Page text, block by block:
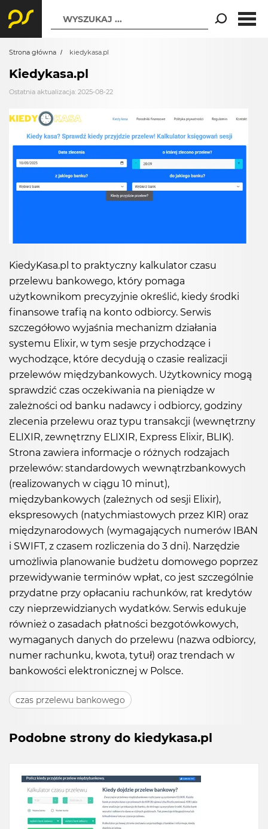
WYSZUKAJ ...
Strona główna kiedykasa.pl
Kiedykasa.pl
Ostatnia aktualizacja: 2025-08-22
KiedyKasa.pl to praktyczny kalkulator czasu
przelewu bankowego, który pomaga
użytkownikom precyzyjnie określić, kiedy środki
finansowe trafią na konto odbiorcy. Serwis
szczegółowo wyjaśnia mechanizm działania
systemu Elixir, w tym sesje przychodzące i
wychodzące, które decydują o czasie realizacji
przelewów międzybankowych. Użytkownicy mogą
sprawdzić czas oczekiwania na pieniądze w
zależności od banku nadawcy i odbiorcy, godziny
zlecenia przelewu oraz typu transakcji (wewnętrzny
ELIXIR, zewnętrzny ELIXIR, Express Elixir, BLIK).
Strona zawiera informacje o różnych rodzajach
przelewów: standardowych wewnątrzbankowych
(realizowanych w ciągu 10 minut),
międzybankowych (zależnych od sesji Elixir),
ekspresowych (natychmiastowych przez KIR) oraz
międzynarodowych (wymagających numerów IBAN
i SWIFT, z czasem rozliczenia do 3 dni). Narzędzie
umożliwia planowanie budżetu domowego poprzez
przewidywanie terminów wpłat, co jest szczególnie
przydatne przy opłacaniu rachunków, rat kredytów
czy nieprzewidzianych wydatków. Serwis edukuje
również o zasadach płatności bezgotówkowych,
wymaganych danych do przelewu (nazwa odbiorcy,
numer rachunku, kwota, tytuł) oraz trendach w
bankowości elektronicznej w Polsce.
czas przelewu bankowego
Podobne strony do kiedykasa.pl